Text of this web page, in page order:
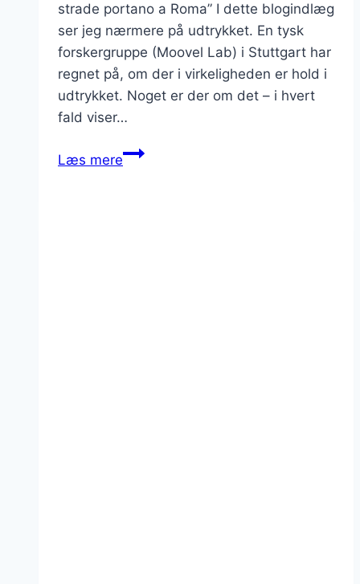
strade portano a Roma” I dette blogindlæg
ser jeg nærmere på udtrykket. En tysk
forskergruppe (Moovel Lab) i Stuttgart har
regnet på, om der i virkeligheden er hold i
udtrykket. Noget er der om det – i hvert
fald viser…
Læs mereAlle